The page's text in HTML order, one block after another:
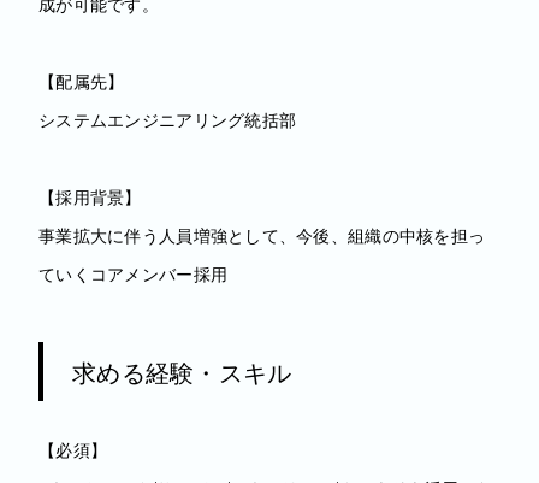
【配属先】
システムエンジニアリング統括部
【採用背景】
事業拡大に伴う人員増強として、今後、組織の中核を担っ
ていくコアメンバー採用
求める経験・スキル
【必須】